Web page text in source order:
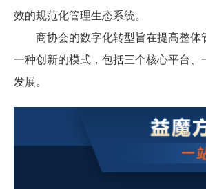
效的规范化管理生态系统。
商协会的数字化转型旨在提高整体
一种创新的模式，包括三个核心平台
发展。